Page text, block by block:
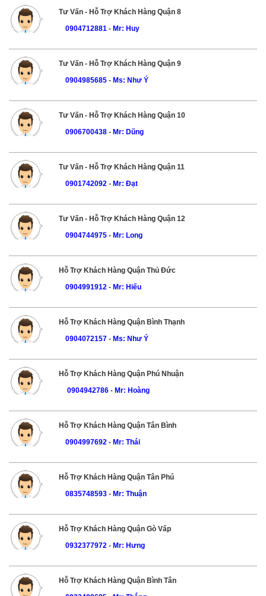
Tư Vấn - Hỗ Trợ Khách Hàng Quận 8
0904712881- Mr: Huy
Tư Vấn - Hỗ Trợ Khách Hàng Quận 9
0904985685- Ms: Như Ý
Tư Vấn - Hỗ Trợ Khách Hàng Quận 10
0906700438- Mr: Dũng
Tư Vấn - Hỗ Trợ Khách Hàng Quận 11
0901742092- Mr: Đạt
Tư Vấn - Hỗ Trợ Khách Hàng Quận 12
0904744975- Mr: Long
Hỗ Trợ Khách Hàng Quận Thủ Đức
0904991912- Mr: Hiếu
Hỗ Trợ Khách Hàng Quận Bình Thạnh
0904072157- Ms: Như Ý
Hỗ Trợ Khách Hàng Quận Phú Nhuận
0904942786- Mr: Hoàng
Hỗ Trợ Khách Hàng Quận Tân Bình
0904997692- Mr: Thái
Hỗ Trợ Khách Hàng Quận Tân Phú
0835748593- Mr: Thuận
Hỗ Trợ Khách Hàng Quận Gò Vấp
0932377972- Mr: Hưng
Hỗ Trợ Khách Hàng Quận Bình Tân